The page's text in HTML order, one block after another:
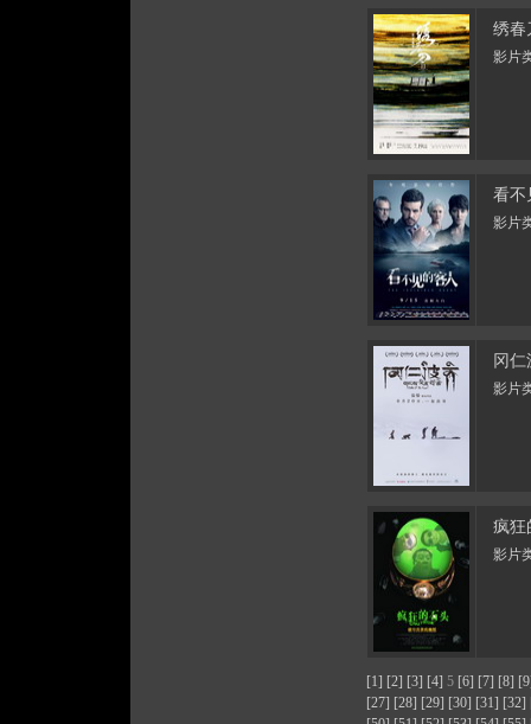
绣春
影片
看不
影片
冈
影片
疯狂
影片
[1] [2] [3] [4] 5 [6] [7] [8]
[27] [28] [29] [30] [31] [32]